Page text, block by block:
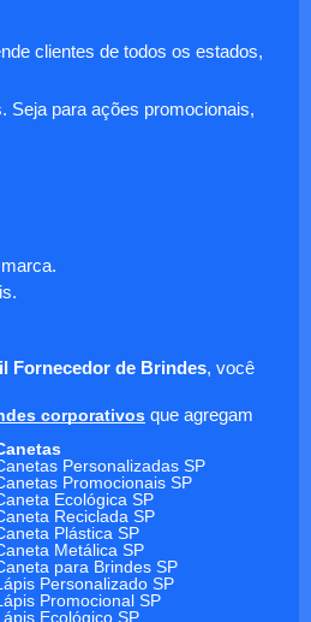
clientes de todos os estados,
para ações promocionais,
Fornecedor de Brindes, você
corporativos que agregam
Personalizadas SP
Promocionais SP
Ecológica SP
Reciclada SP
Plástica SP
Metálica SP
para Brindes SP
Personalizado SP
Promocional SP
Ecológico SP